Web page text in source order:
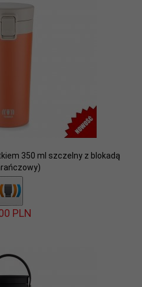
350 ml szczelny z blokadą
PLN